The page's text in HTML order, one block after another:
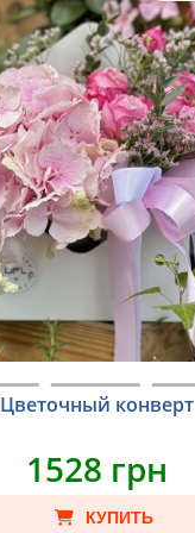
Цветочный конверт
1528 грн
КУПИТЬ